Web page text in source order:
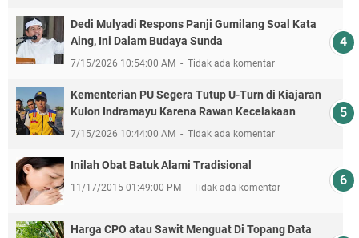
Dedi Mulyadi Respons Panji Gumilang Soal Kata
Aing, Ini Dalam Budaya Sunda
7/15/2026 10:54:00 AM Tidak ada komentar
Kementerian PU Segera Tutup U-Turn di Kiajaran
Kulon Indramayu Karena Rawan Kecelakaan
7/15/2026 10:44:00 AM Tidak ada komentar
Inilah Obat Batuk Alami Tradisional
11/17/2015 01:49:00 PM Tidak ada komentar
Harga CPO atau Sawit Menguat Di Topang Data